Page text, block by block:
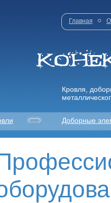
Главная О
Кровля,
Доборные